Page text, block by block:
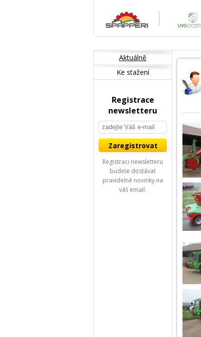
Aktuálně
Ke stažení
Registrace
newsletteru
Registraci newsletteru
budete dostávat
pravidelně novinky na
váš email.